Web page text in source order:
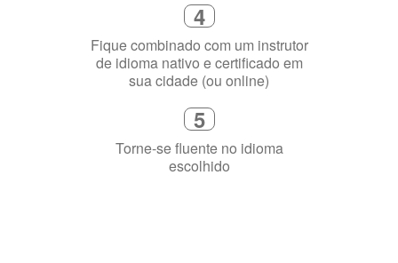
4
Fique combinado com um instrutor
de idioma nativo e certificado em
sua cidade (ou online)
5
Torne-se fluente no idioma
escolhido